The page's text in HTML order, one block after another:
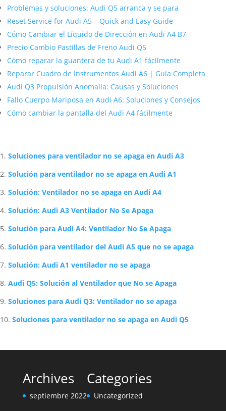
Problemas y soluciones: Audi Q5 arranca y se para
Reset Service for Audi A5 – Quick and Easy Guide
Cómo Cambiar el Líquido de Dirección en Audi A4 B7
Precio Cambio Pastillas de Freno Audi Q5
Cómo reparar la guantera de tu Audi A1 fácilmente
Reparar Cuadro de Instrumentos Audi A6 | Guía Completa
Audi Q3 Propulsión Anomalía: Causas y Soluciones
Fallo Cuerpo Mariposa en Audi A6: Soluciones y Consejos
Cómo cambiar la pantalla del Audi A4 fácilmente
Soluciones para ventilador no se apaga en Audi A3
Solución para ventilador no se apaga en Audi A1
Solución: Ventilador no se apaga en Audi A4
Solución: Audi A3 Ventilador No Se Apaga
Solución para Audi A4: Ventilador No Se Apaga
Solución para ventilador del Audi A5 que no se apaga
Solución: Audi A1 ventilador no se apaga
Audi Q5: Solución al Ventilador que No se Apaga
Soluciones para Audi Q3: Ventilador no se apaga
Soluciones para ventilador no se apaga en Audi Q5
Archives
septiembre 2022
Categories
Uncategorized